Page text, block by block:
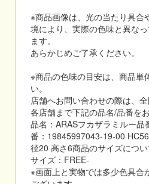
※商品画像は、光の当たり具合
境により、実際の色味と異な
ます。
あらかじめご了承ください。
※商品の色味の目安は、商品単
い。
店舗へお問い合わせの際は、
各店舗まで下記の品名/品番を
品名：ARASフカザラミルー
番：19845997043-19-00
径20 高さ6商品のサイズにつ
サイズ：FREE-
※画面上と実物では多少色具合